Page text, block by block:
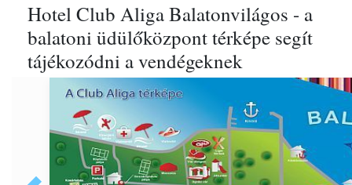
Hotel Club Aliga Balatonvilágos - a
balatoni üdülőközpont térképe segít
tájékozódni a vendégeknek